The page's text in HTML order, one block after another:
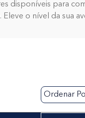
disponíveis para
Eleve o nível da sua
Ordenar